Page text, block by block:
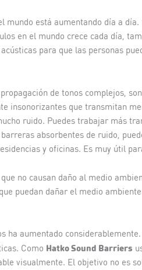
mundo está aumentando día a
en el mundo crece cada día,
para que las personas
de tonos complejos,
insonorizantes que transmitan
ruido. Puedes trabajar más
absorbentes de ruido,
y oficinas. Es muy útil
que no causan daño al medio
puedan dañar el medio
ha aumentado
Como Hatko Sound Barriers
visualmente. El objetivo no es